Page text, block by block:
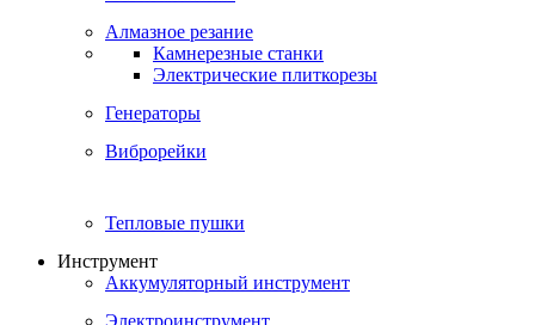
Алмазное резание
Камнерезные станки
Электрические плиткорезы
Генераторы
Виброрейки
Тепловые пушки
Инструмент
Аккумуляторный инструмент
Электроинструмент